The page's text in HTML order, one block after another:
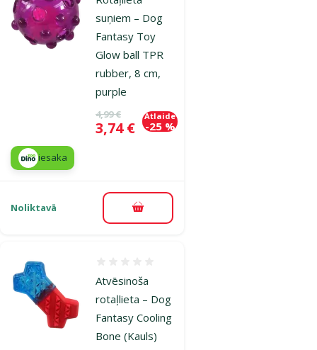
suņiem – Dog
Fantasy Toy
Glow ball TPR
rubber, 8 cm,
purple
Oriģinālā cena
4,99 €
Cena
3,74 €
Atlaide
-25 %
iesaka
Noliktavā Pievienot grozam
Atvēsinoša
rotaļlieta – Dog
Fantasy Cooling
Bone (Kauls)